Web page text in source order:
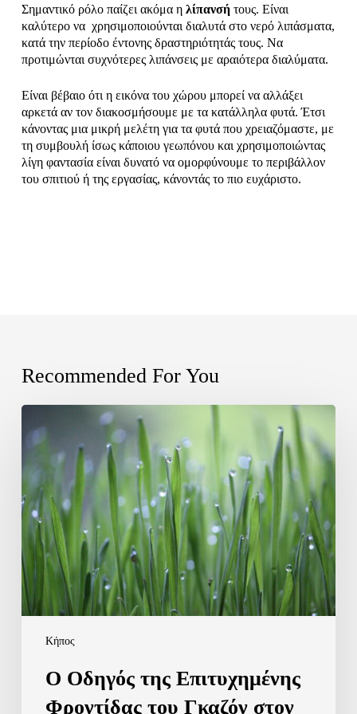
Σημαντικό ρόλο παίζει ακόμα η λίπανσήτους. Είναι
καλύτερο να χρησιμοποιούνται διαλυτά στο νερό λιπάσματα,
κατά την περίοδο έντονης δραστηριότητάς τους. Να
προτιμώνται συχνότερες λιπάνσεις με αραιότερα διαλύματα.
Είναι βέβαιο ότι η εικόνα του χώρου μπορεί να αλλάξει
αρκετά αν τον διακοσμήσουμε με τα κατάλληλα φυτά. Έτσι
κάνοντας μια μικρή μελέτη για τα φυτά που χρειαζόμαστε, με
τη συμβουλή ίσως κάποιου γεωπόνου και χρησιμοποιώντας
λίγη φαντασία είναι δυνατό να ομορφύνουμε το περιβάλλον
του σπιτιού ή της εργασίας, κάνοντάς το πιο ευχάριστο.
Recommended For You
Κήπος
Ο
Οδηγός
της
Επιτυχημένης
Φροντίδας
του
Γκαζόν
στον
Κήπο
σας
Ο Οδηγός της Επιτυχημένης
Φροντίδας του Γκαζόν στον